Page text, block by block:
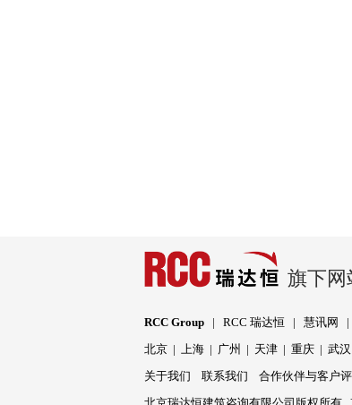
旗下网
RCC Group |RCC 瑞达恒 |慧讯网
北京 | 上海 | 广州 | 天津 |重庆 |武汉
关于我们
联系我们 合作伙伴与客户